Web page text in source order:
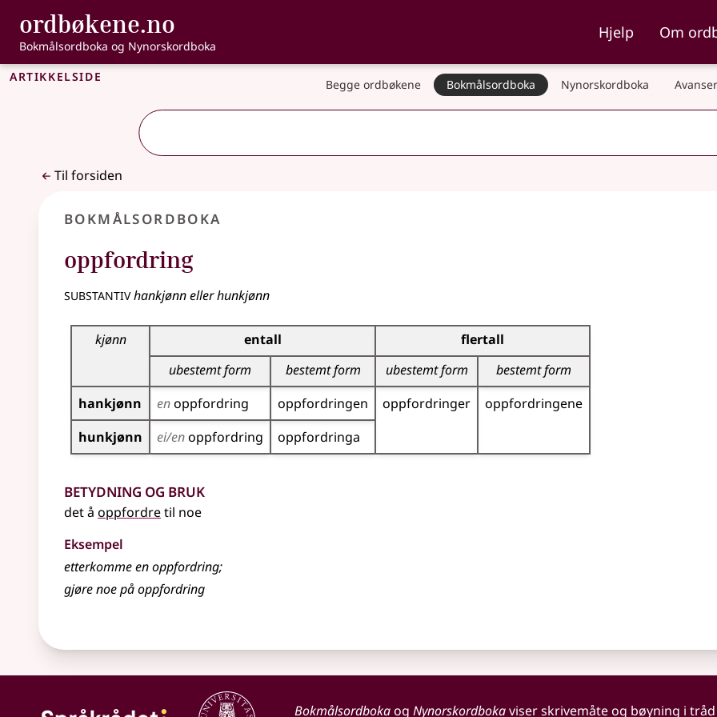
Gå til hovedinnhold
Tilgjengelighet
ordbøkene.no , Bokmålsordboka og Nynorskordboka
Bokmålsordboka og Nynorskordboka
Hjelp Om
Artikkelside Begge ordbøkene Bokmålsordboka Nynorskordboka
Til forsiden
Bokmålsordboka
oppfordring
substantivhankjønn eller hunkjønn
Bøyingstabell for dette substantivet
kjønn entall
flertall
ubestemt form
bestemt form ubestemt form
bestemt form
hankjønn
enoppfordring oppfordringen oppfordringer
oppfordringene
hunkjønn
ei/enoppfordring oppfordringa
Betydning og bruk
det å oppfordretil noe
Eksempel
etterkomme enoppfordring;
gjøre noe påoppfordring
Bokmålsordbokaog Nynorskordbokaviser skrivemåte og bøyning i